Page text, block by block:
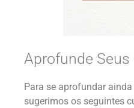
Aprofunde
Para se aprofundar
sugerimos os seguintes